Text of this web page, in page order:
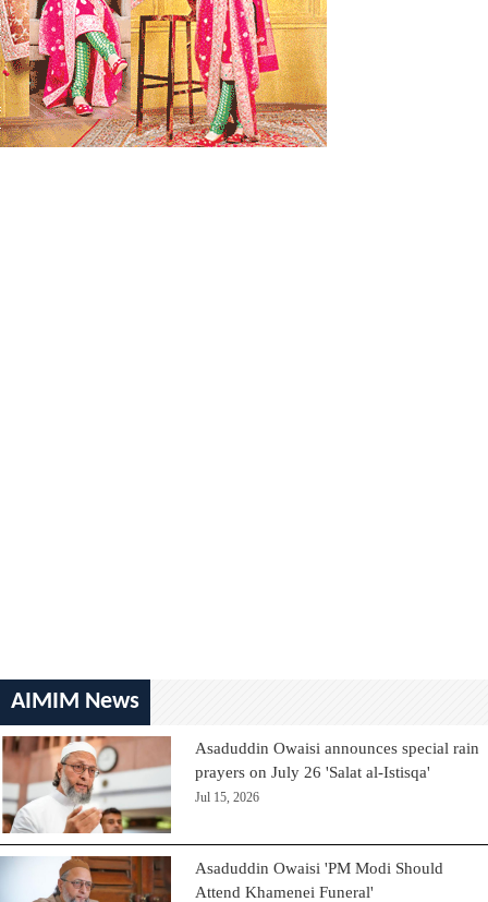
AIMIM News
Asaduddin Owaisi announces special rain
prayers on July 26 'Salat al-Istisqa'
Jul 15, 2026
Asaduddin Owaisi 'PM Modi Should
Attend Khamenei Funeral'